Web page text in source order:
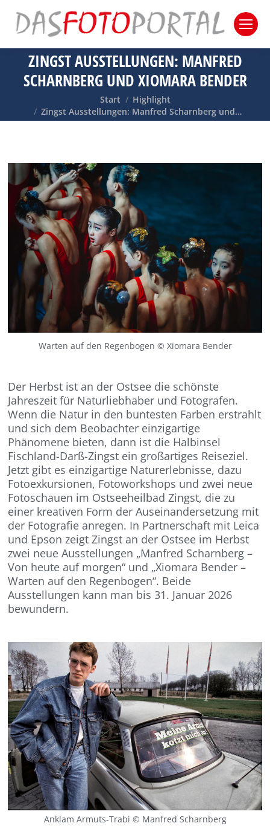
ZINGST AUSSTELLUNGEN: MANFRED
SCHARNBERG UND XIOMARA BENDER
Sie befinden sich hier:
Start
Highlight
Zingst Ausstellungen: Manfred Scharnberg und…
Warten auf den Regenbogen © Xiomara Bender
Der Herbst ist an der Ostsee die schönste
Jahreszeit für Naturliebhaber und Fotografen.
Wenn die Natur in den buntesten Farben erstrahlt
und sich dem Beobachter einzigartige
Phänomene bieten, dann ist die Halbinsel
Fischland-Darß-Zingst ein großartiges Reiseziel.
Jetzt gibt es einzigartige Naturerlebnisse, dazu
Fotoexkursionen, Fotoworkshops und zwei neue
Fotoschauen im Ostseeheilbad Zingst, die zu
einer kreativen Form der Auseinandersetzung mit
der Fotografie anregen. In Partnerschaft mit Leica
und Epson zeigt Zingst an der Ostsee im Herbst
zwei neue Ausstellungen „Manfred Scharnberg –
Von heute auf morgen“ und „Xiomara Bender –
Warten auf den Regenbogen“. Beide
Ausstellungen kann man bis 31. Januar 2026
bewundern.
Anklam Armuts-Trabi © Manfred Scharnberg